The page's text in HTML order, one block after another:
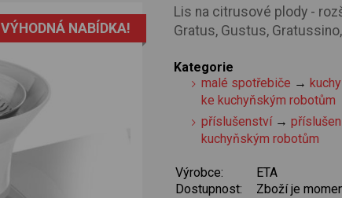
Lis na citrusové plody -
Gratus, Gustus,
Kategorie
malé spotřebiče →
ke kuchyňským robotům
příslušenství→
kuchyňským robotům
Výrobce:
ETA
Dostupnost:
Zboží je
VÝHODNÁ NABÍDKA!